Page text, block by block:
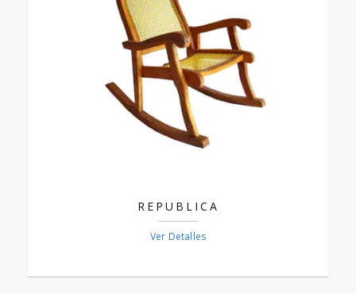
REPUBLICA
Ver Detalles